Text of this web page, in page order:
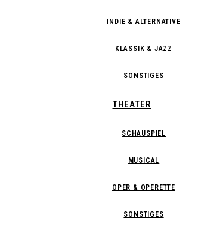
INDIE & ALTERNATIVE
KLASSIK & JAZZ
SONSTIGES
THEATER
SCHAUSPIEL
MUSICAL
OPER & OPERETTE
SONSTIGES